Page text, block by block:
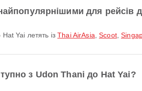
найпопулярнішими для рейсів
Hat Yai летять ізThai AirAsia ,Scoot,
з Udon Thani до Hat Yai?